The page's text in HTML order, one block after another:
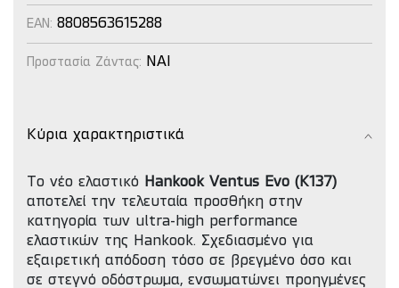
EAN: 8808563615288
Προστασία Ζάντας: NAI
Κύρια χαρακτηριστικά
Το νέο ελαστικό
Hankook Ventus Evo (K137)
αποτελεί την τελευταία προσθήκη στην
κατηγορία των ultra-high performance
ελαστικών της Hankook. Σχεδιασμένο για
εξαιρετική απόδοση τόσο σε βρεγμένο όσο και
σε στεγνό οδόστρωμα, ενσωματώνει προηγμένες